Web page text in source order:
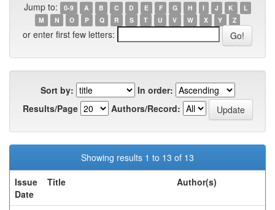
Jump to: 0-9 A B C D E F G H I J K
L
M
N O P Q R S T U V W X Y Z
or enter first few letters:
Sort by:
In order:
Results/Page
Authors/Record:
Showing results 1 to 13 of 13
Issue
Date
Title Author(s)